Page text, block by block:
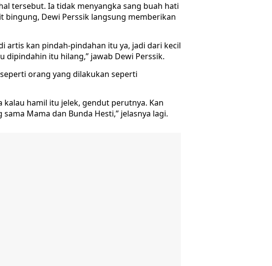
tersebut. Ia tidak menyangka sang buah hati
Dewi Perssik langsung memberikan
artis kan pindah-pindahan itu ya, jadi dari kecil
dipindahin itu hilang,” jawab Dewi Perssik.
orang yang dilakukan seperti
kalau hamil itu jelek, gendut perutnya. Kan
Mama dan Bunda Hesti,” jelasnya lagi.